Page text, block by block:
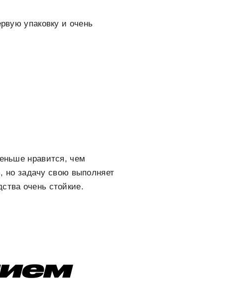
упаковку и очень
нравится, чем
но задачу свою выполняет
очень стойкие.